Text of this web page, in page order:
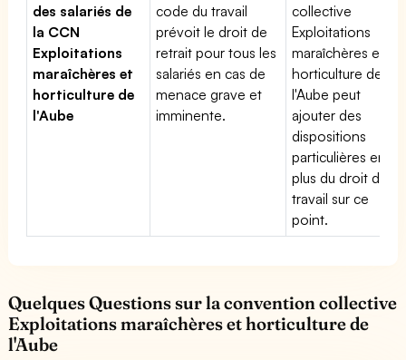
des salariés de
la CCN
Exploitations
maraîchères et
horticulture de
l'Aube
code du travail
prévoit le droit de
retrait pour tous les
salariés en cas de
menace grave et
imminente.
collective
Exploitations
maraîchères et
horticulture de
l'Aube peut
ajouter des
dispositions
particulières en
plus du droit du
travail sur ce
point.
Quelques Questions sur la convention collective
Exploitations maraîchères et horticulture de
l'Aube